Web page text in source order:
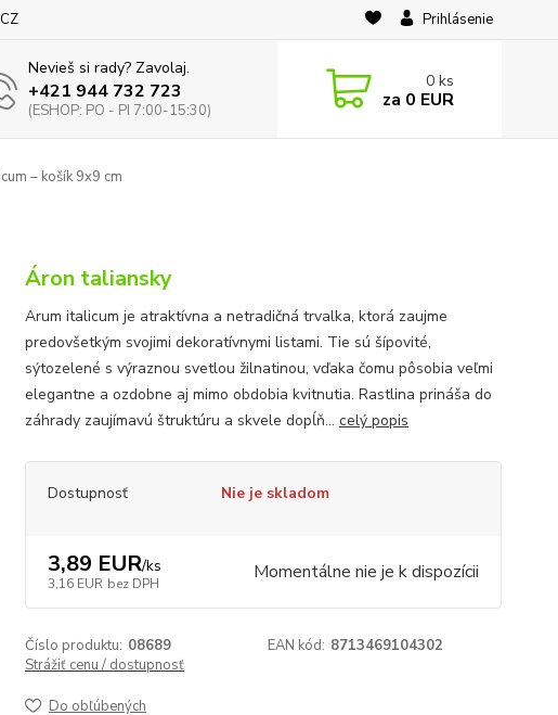
Prihlásenie
Nevieš si rady? Zavolaj.
+421 944 732 723
(ESHOP: PO - PI 7:00-15:30)
0 ks
za 0 EUR
– košík 9x9 cm
Áron taliansky
Arum italicum je atraktívna a netradičná trvalka, ktorá zaujme
predovšetkým svojimi dekoratívnymi listami. Tie sú šípovité,
sýtozelené s výraznou svetlou žilnatinou, vďaka čomu pôsobia veľmi
elegantne a ozdobne aj mimo obdobia kvitnutia. Rastlina prináša do
záhrady zaujímavú štruktúru a skvele dopĺň... celý popis
Dostupnosť Nie je skladom
3,89 EUR/ks
3,16 EUR bez DPH Momentálne nie je k dispozícii
Číslo produktu: 08689 EAN kód: 8713469104302
Strážiť cenu / dostupnosť
Do obľúbených